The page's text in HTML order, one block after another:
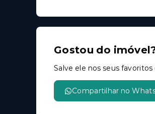
Gostou do
Salve ele nos seus
Compartilhar no